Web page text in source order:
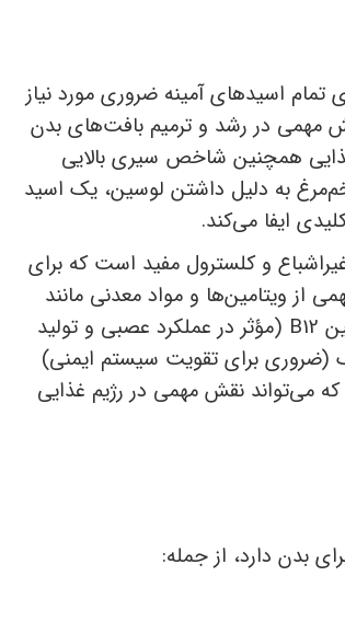
تمام اسیدهای آمینه ضروری مورد نیاز
مهمی در رشد و ترمیم بافت‌های بدن
همچنین شاخص سیری بالایی
به دلیل داشتن لوسین، یک اسید
ایفا می‌کند.
و کلسترول مفید است که برای
از ویتامین‌ها و مواد معدنی مانند
B12 (مؤثر در عملکرد عصبی و تولید
(ضروری برای تقویت سیستم ایمنی)
می‌تواند نقش مهمی در رژیم غذایی
بدن دارد، از جمله: